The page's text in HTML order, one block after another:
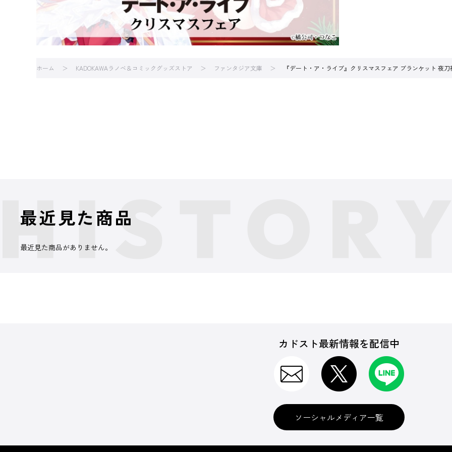
ホーム KADOKAWAラノベ＆コミックグッズストア ファンタジア文庫 『デート・ア・ライブ』クリスマスフェア ブランケット 夜
最近見た商品
最近見た商品がありません。
カドスト最新情報を配信中
ソーシャルメディア一覧